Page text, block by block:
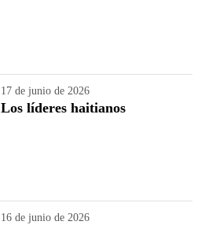
17 de junio de 2026
Los líderes haitianos
16 de junio de 2026